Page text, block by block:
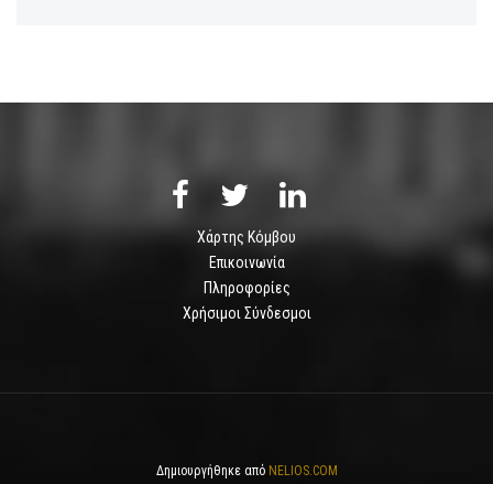
Χάρτης Κόμβου
Επικοινωνία
Πληροφορίες
Χρήσιμοι Σύνδεσμοι
Δημιουργήθηκε από NELIOS.COM